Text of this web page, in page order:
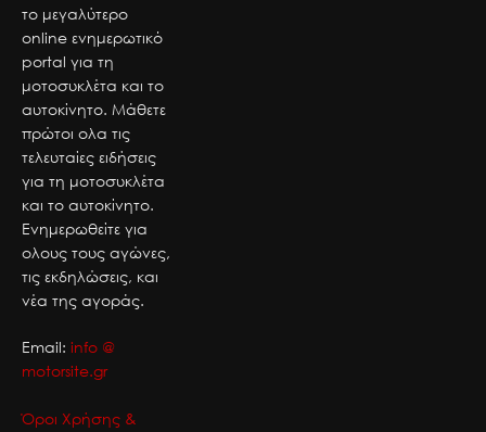
το μεγαλύτερο
online ενημερωτικό
portal για τη
μοτοσυκλέτα και το
αυτοκίνητο. Μάθετε
πρώτοι ολα τις
τελευταίες ειδήσεις
για τη μοτοσυκλέτα
και το αυτοκίνητο.
Ενημερωθείτε για
ολους τους αγώνες,
τις εκδηλώσεις, και
νέα της αγοράς.
Email: info @
motorsite.gr
Όροι Χρήσης &